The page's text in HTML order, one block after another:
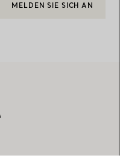
MELDEN SIE SICH AN